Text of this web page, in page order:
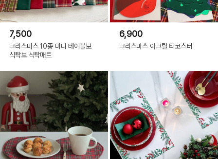
7,500
크리스마스 10종 미니 테이블보
식탁보 식탁매트
6,900
크리스마스 아크릴 티코스터